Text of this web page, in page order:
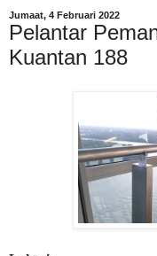
Jumaat, 4 Februari 2022
Pelantar
Kuantan 188